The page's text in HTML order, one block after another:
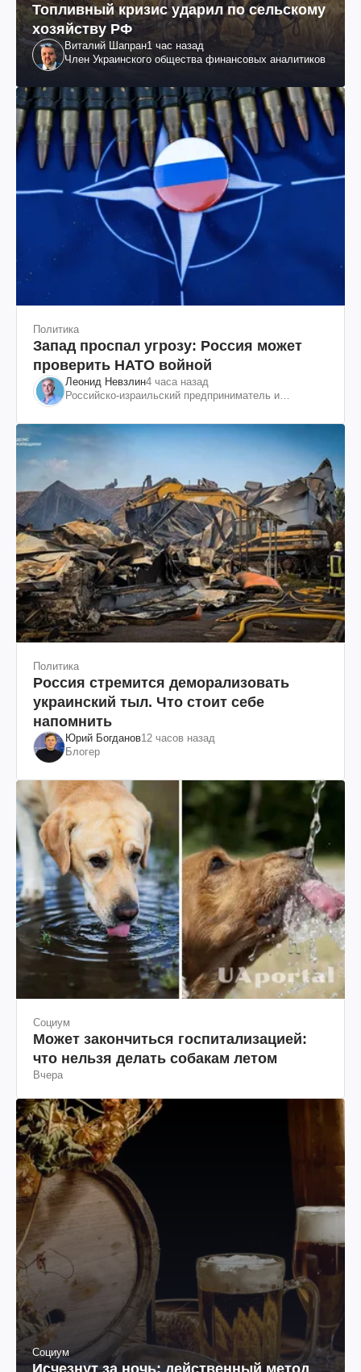
Топливный кризис ударил по сельскому
хозяйству РФ
Виталий Шапран1 час назад
Член Украинского общества финансовых аналитиков
Политика
Запад проспал угрозу: Россия может
проверить НАТО войной
Леонид Невзлин4 часа назад
Российско-израильский предприниматель и
"ЮКОСа"
Политика
Россия стремится деморализовать
украинский тыл. Что стоит себе
напомнить
Юрий Богданов12 часов назад
Блогер
Социум
Может закончиться госпитализацией:
что нельзя делать собакам летом
Вчера
Социум
Исчезнут за ночь: действенный метод